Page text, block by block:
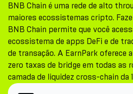
BNB Chain é uma rede de alto
maiores ecossistemas cripto.
BNB Chain permite que você
ecossistema de apps DeFi e de
de transação. A EarnPark oferece
zero taxas de bridge em todas as
camada de liquidez cross-chain da